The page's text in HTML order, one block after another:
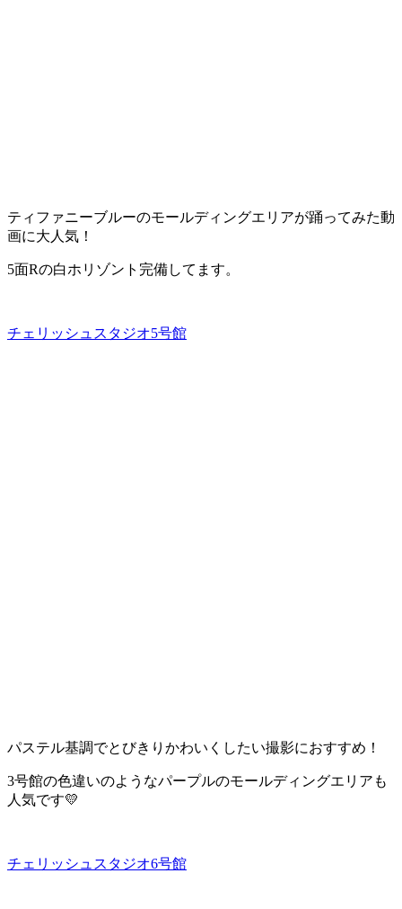
ティファニーブルーのモールディングエリアが踊ってみた動
画に大人気！
5面Rの白ホリゾント完備してます。
チェリッシュスタジオ5号館
パステル基調でとびきりかわいくしたい撮影におすすめ！
3号館の色違いのようなパープルのモールディングエリアも
人気です💛
チェリッシュスタジオ6号館